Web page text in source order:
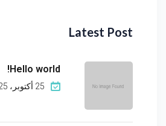
Latest Post
Hello world!
25 أكتوبر، 2025